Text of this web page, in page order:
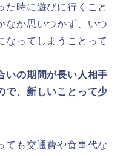
た時に遊びに行くこと
なか思いつかず、いつ
なってしまうことって
いの期間が長い人相手
で、新しいことって少
ても交通費や食事代な